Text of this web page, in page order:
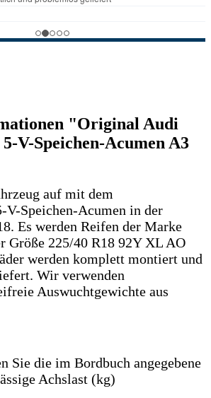
"Original Audi
V-Speichen-Acumen A3
auf mit dem
Speichen-Acumen in der
Es werden Reifen der Marke
Größe 225/40 R18 92Y XL AO
werden komplett montiert und
Wir verwenden
Auswuchtgewichte aus
Sie die im Bordbuch angegebene
Achslast (kg)